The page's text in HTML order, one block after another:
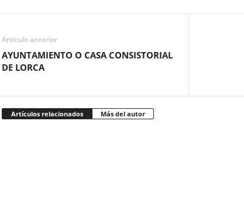
Artículo anterior
AYUNTAMIENTO O CASA CONSISTORIAL
DE LORCA
Artículos relacionados Más del autor